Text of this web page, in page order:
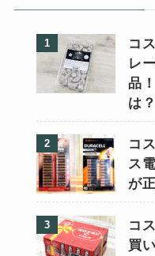
コ
レ
品
は？
コ
ス
が
コ
買